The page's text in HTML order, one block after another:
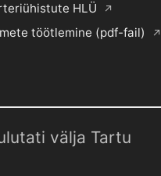
HLÜ
töötlemine (pdf-fail)
välja Tartu